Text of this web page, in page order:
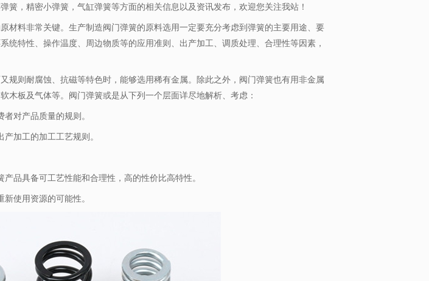
簧 ，精密小弹簧，气缸弹簧等方面的相关信息以及资讯发布，欢迎您关注我站！
料非常关键。生产制造阀门弹簧的原料选用一定要充分考虑到弹簧的主要用途、要
统特性、操作温度、周边物质等的应用准则、出产加工、调质处理、合理性等因素，
规则耐腐蚀、抗磁等特色时，能够选用稀有金属。除此之外，阀门弹簧也有用非金属
木板及气体等。阀门弹簧或是从下列一个层面详尽地解析、考虑：
对产品质量的规则。
加工的加工工艺规则。
具备可工艺性能和合理性，高的性价比高特性。
使用资源的可能性。